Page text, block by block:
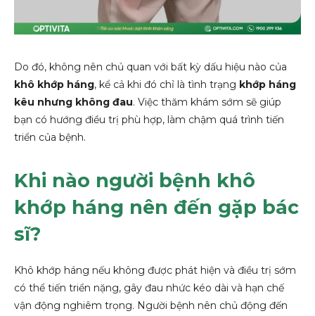
Do đó, không nên chủ quan với bất kỳ dấu hiệu nào của
khô khớp háng, kể cả khi đó chỉ là tình trạng khớp háng
kêu nhưng không đau. Việc thăm khám sớm sẽ giúp
bạn có hướng điều trị phù hợp, làm chậm quá trình tiến
triển của bệnh.
Khi nào người bệnh khô
khớp háng nên đến gặp bác
sĩ?
Khô khớp háng nếu không được phát hiện và điều trị sớm
có thể tiến triển nặng, gây đau nhức kéo dài và hạn chế
vận động nghiêm trọng. Người bệnh nên chủ động đến